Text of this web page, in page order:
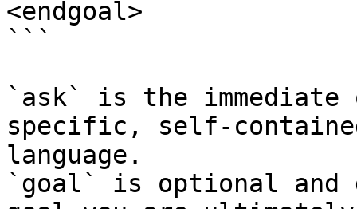
<endgoal>
```
`ask` is the
specific, self-
language.
`goal` is optional and